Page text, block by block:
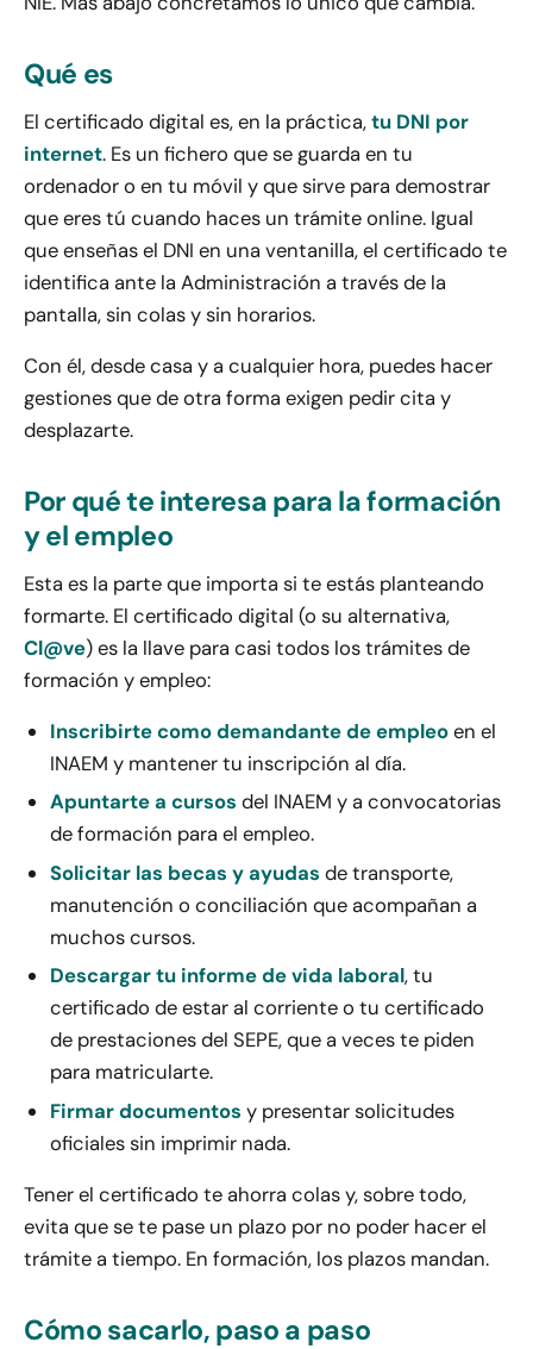
Qué es
El certificado digital es, en la práctica,tu DNI por
internet. Es un fichero que se guarda en tu
ordenador o en tu móvil y que sirve para demostrar
que eres tú cuando haces un trámite online. Igual
que enseñas el DNI en una ventanilla, el certificado te
identifica ante la Administración a través de la
pantalla, sin colas y sin horarios.
Con él, desde casa y a cualquier hora, puedes hacer
gestiones que de otra forma exigen pedir cita y
desplazarte.
Por qué te interesa para la formación
y el empleo
Esta es la parte que importa si te estás planteando
formarte. El certificado digital (o su alternativa,
Cl@ve) es la llave para casi todos los trámites de
formación y empleo:
Inscribirte como demandante de empleoen el
INAEM y mantener tu inscripción al día.
Apuntarte a cursos del INAEM y a convocatorias
de formación para el empleo.
Solicitar las becas y ayudas de transporte,
manutención o conciliación que acompañan a
muchos cursos.
Descargar tu informe de vida laboral, tu
certificado de estar al corriente o tu certificado
de prestaciones del SEPE, que a veces te piden
para matricularte.
Firmar documentos y presentar solicitudes
oficiales sin imprimir nada.
Tener el certificado te ahorra colas y, sobre todo,
evita que se te pase un plazo por no poder hacer el
trámite a tiempo. En formación, los plazos mandan.
Cómo sacarlo, paso a paso